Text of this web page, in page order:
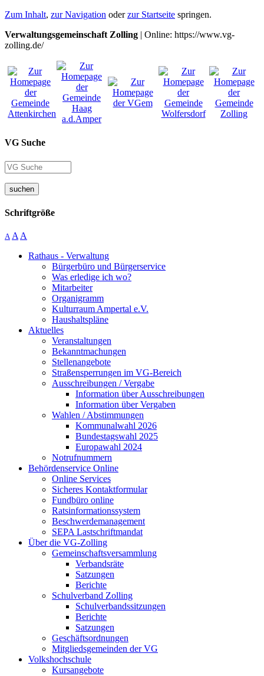
Zum Inhalt, zur Navigation oderzur Startseite springen.
Verwaltungsgemeinschaft Zolling | Online: https://www.vg-
zolling.de/
VG Suche
suchen
Schriftgröße
A A A
Rathaus - Verwaltung
Bürgerbüro und Bürgerservice
Was erledige ich wo?
Mitarbeiter
Organigramm
Kulturraum Ampertal e.V.
Haushaltspläne
Aktuelles
Veranstaltungen
Bekanntmachungen
Stellenangebote
Straßensperrungen im VG-Bereich
Ausschreibungen / Vergabe
Information über Ausschreibungen
Information über Vergaben
Wahlen / Abstimmungen
Kommunalwahl 2026
Bundestagswahl 2025
Europawahl 2024
Notrufnummern
Behördenservice Online
Online Services
Sicheres Kontaktformular
Fundbüro online
Ratsinformationssystem
Beschwerdemanagement
SEPA Lastschriftmandat
Über die VG-Zolling
Gemeinschaftsversammlung
Verbandsräte
Satzungen
Berichte
Schulverband Zolling
Schulverbandssitzungen
Berichte
Satzungen
Geschäftsordnungen
Mitgliedsgemeinden der VG
Volkshochschule
Kursangebote